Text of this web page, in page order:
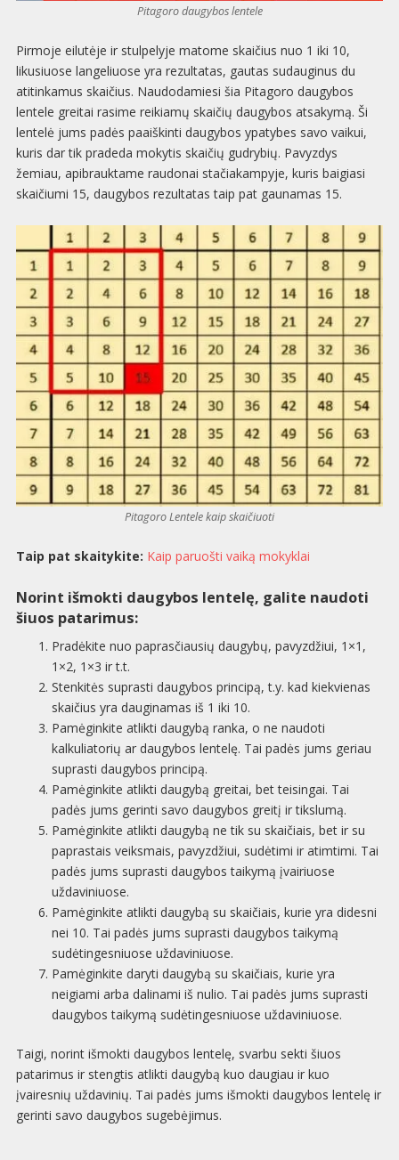
Pitagoro daugybos lentele
Pirmoje eilutėje ir stulpelyje matome skaičius nuo 1 iki 10,
likusiuose langeliuose yra rezultatas, gautas sudauginus du
atitinkamus skaičius. Naudodamiesi šia Pitagoro daugybos
lentele greitai rasime reikiamų skaičių daugybos atsakymą. Ši
lentelė jums padės paaiškinti daugybos ypatybes savo vaikui,
kuris dar tik pradeda mokytis skaičių gudrybių. Pavyzdys
žemiau, apibrauktame raudonai stačiakampyje, kuris baigiasi
skaičiumi 15, daugybos rezultatas taip pat gaunamas 15.
Pitagoro Lentele kaip skaičiuoti
Taip pat skaitykite: Kaip paruošti vaiką mokyklai
Norint išmokti daugybos lentelę, galite naudoti
šiuos patarimus:
Pradėkite nuo paprasčiausių daugybų, pavyzdžiui, 1×1,
1×2, 1×3 ir t.t.
Stenkitės suprasti daugybos principą, t.y. kad kiekvienas
skaičius yra dauginamas iš 1 iki 10.
Pamėginkite atlikti daugybą ranka, o ne naudoti
kalkuliatorių ar daugybos lentelę. Tai padės jums geriau
suprasti daugybos principą.
Pamėginkite atlikti daugybą greitai, bet teisingai. Tai
padės jums gerinti savo daugybos greitį ir tikslumą.
Pamėginkite atlikti daugybą ne tik su skaičiais, bet ir su
paprastais veiksmais, pavyzdžiui, sudėtimi ir atimtimi. Tai
padės jums suprasti daugybos taikymą įvairiuose
uždaviniuose.
Pamėginkite atlikti daugybą su skaičiais, kurie yra didesni
nei 10. Tai padės jums suprasti daugybos taikymą
sudėtingesniuose uždaviniuose.
Pamėginkite daryti daugybą su skaičiais, kurie yra
neigiami arba dalinami iš nulio. Tai padės jums suprasti
daugybos taikymą sudėtingesniuose uždaviniuose.
Taigi, norint išmokti daugybos lentelę, svarbu sekti šiuos
patarimus ir stengtis atlikti daugybą kuo daugiau ir kuo
įvairesnių uždavinių. Tai padės jums išmokti daugybos lentelę ir
gerinti savo daugybos sugebėjimus.